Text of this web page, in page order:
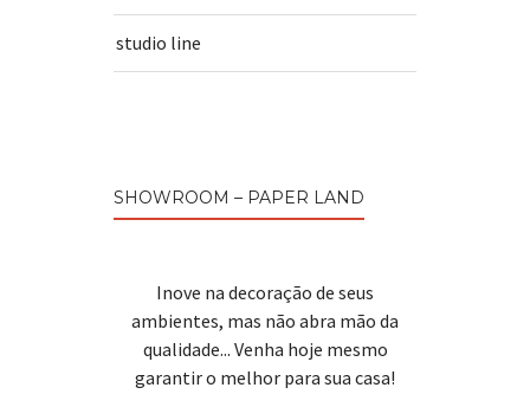
studio line
SHOWROOM – PAPER LAND
Inove na decoração de seus
ambientes, mas não abra mão da
qualidade... Venha hoje mesmo
garantir o melhor para sua casa!